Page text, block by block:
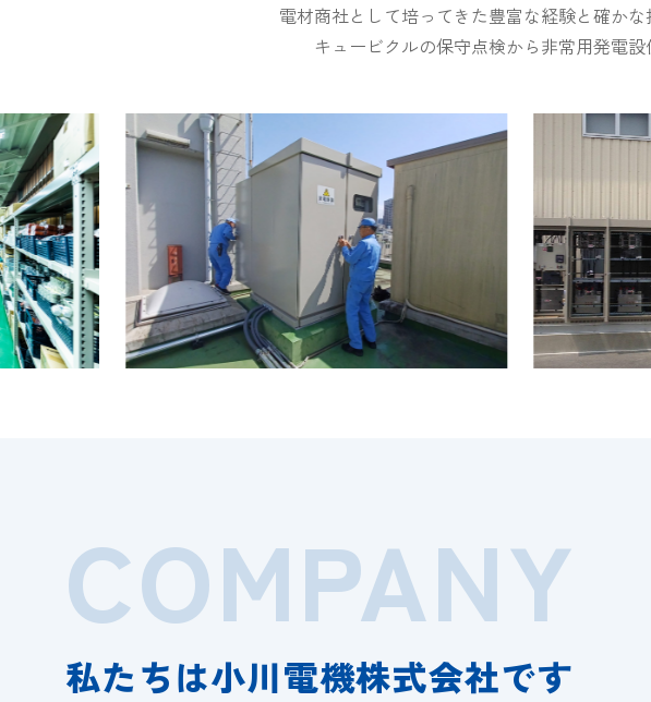
電材商社として培ってきた豊富な経験と確か
キュービクルの保守点検から非常用発電
COMPANY
私たちは小川電機株式会社です